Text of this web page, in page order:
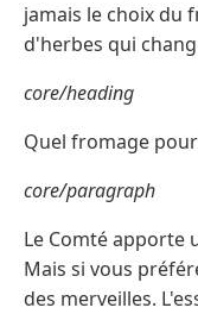
jamais le choix du
d'herbes qui
core/heading
Quel fromage
core/paragraph
Le Comté apporte
Mais si vous
des merveilles.